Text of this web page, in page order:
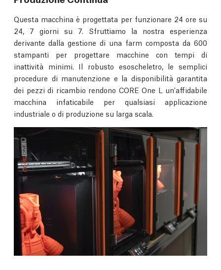
Questa macchina è progettata per funzionare 24 ore su
24, 7 giorni su 7. Sfruttiamo la nostra esperienza
derivante dalla gestione di una farm composta da 600
stampanti per progettare macchine con tempi di
inattività minimi. Il robusto esoscheletro, le semplici
procedure di manutenzione e la disponibilità garantita
dei pezzi di ricambio rendono CORE One L un'affidabile
macchina infaticabile per qualsiasi applicazione
industriale o di produzione su larga scala.